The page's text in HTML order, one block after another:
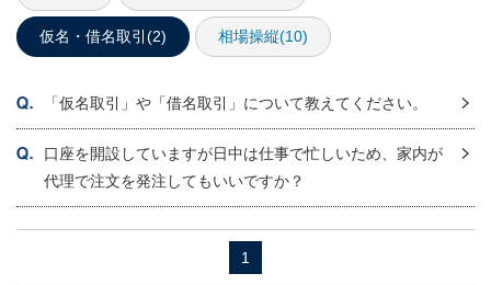
仮名・借名取引(2) 相場操縦(10)
「仮名取引」や「借名取引」について教えてください。
口座を開設していますが日中は仕事で忙しいため、家内が
代理で注文を発注してもいいですか？
1